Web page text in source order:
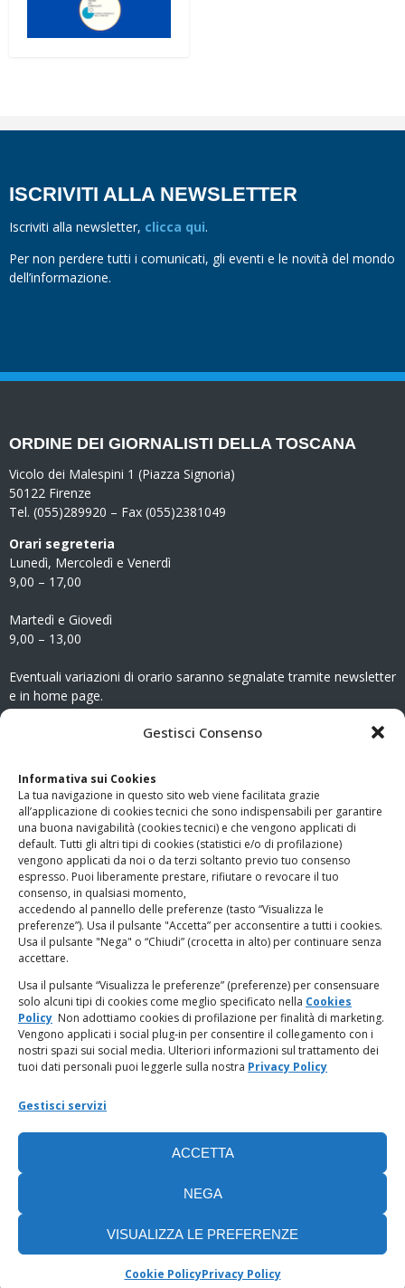
Gestisci Consenso
Informativa sui Cookies
La tua navigazione in questo sito web viene facilitata grazie
all’applicazione di cookies tecnici che sono indispensabili per garantire
una buona navigabilità (cookies tecnici) e che vengono applicati di
default. Tutti gli altri tipi di cookies (statistici e/o di profilazione)
vengono applicati da noi o da terzi soltanto previo tuo consenso
espresso. Puoi liberamente prestare, rifiutare o revocare il tuo
consenso, in qualsiasi momento,
accedendo al pannello delle preferenze (tasto “Visualizza le
preferenze”). Usa il pulsante "Accetta” per acconsentire a tutti i cookies.
Usa il pulsante "Nega" o “Chiudi” (crocetta in alto) per continuare senza
accettare.
Usa il pulsante “Visualizza le preferenze” (preferenze) per consensuare
solo alcuni tipi di cookies come meglio specificato nella Cookies
Policy Non adottiamo cookies di profilazione per finalità di marketing.
Vengono applicati i social plug-in per consentire il collegamento con i
nostri spazi sui social media. Ulteriori informazioni sul trattamento dei
tuoi dati personali puoi leggerle sulla nostra Privacy Policy
Gestisci servizi
ACCETTA
NEGA
VISUALIZZA LE PREFERENZE
Cookie PolicyPrivacy Policy
ISCRIVITI ALLA NEWSLETTER
Iscriviti alla newsletter, clicca qui.
Per non perdere tutti i comunicati, gli eventi e le novità del mondo
dell’informazione.
ORDINE DEI GIORNALISTI DELLA TOSCANA
Vicolo dei Malespini 1 (Piazza Signoria)
50122 Firenze
Tel. (055)289920 – Fax (055)2381049
Orari segreteria
Lunedì, Mercoledì e Venerdì
9,00 – 17,00
Martedì e Giovedì
9,00 – 13,00
Eventuali variazioni di orario saranno segnalate tramite newsletter
e in home page.
www.odg.toscana.it – testata registrata presso il Tribunale di
Firenze al nr. 5208 dell’ 08.10.2002. Direttore responsabile:
Giampaolo Marchini – C.F. 80005790482
LINK UTILI
PagoPA
Privacy Policy
Regolamento categorie particolari di dati personali e dati
giudiziari
Amministrazione Trasparente
Cookie Policy (UE)